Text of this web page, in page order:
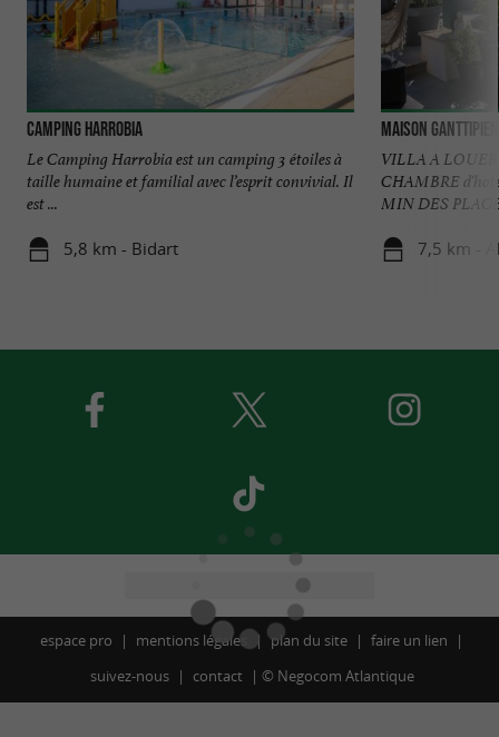
Camping Harrobia
Le Camping Harrobia est un camping 3 étoiles à
taille humaine et familial avec l’esprit convivial. Il
est ...
5,8 km - Bidart
Maison
VILLA A
CHAMBRE
MIN DES
7,5 km -
espace pro mentions légales plan du site
faire un lien
suivez-nous
contact © Negocom Atlantique